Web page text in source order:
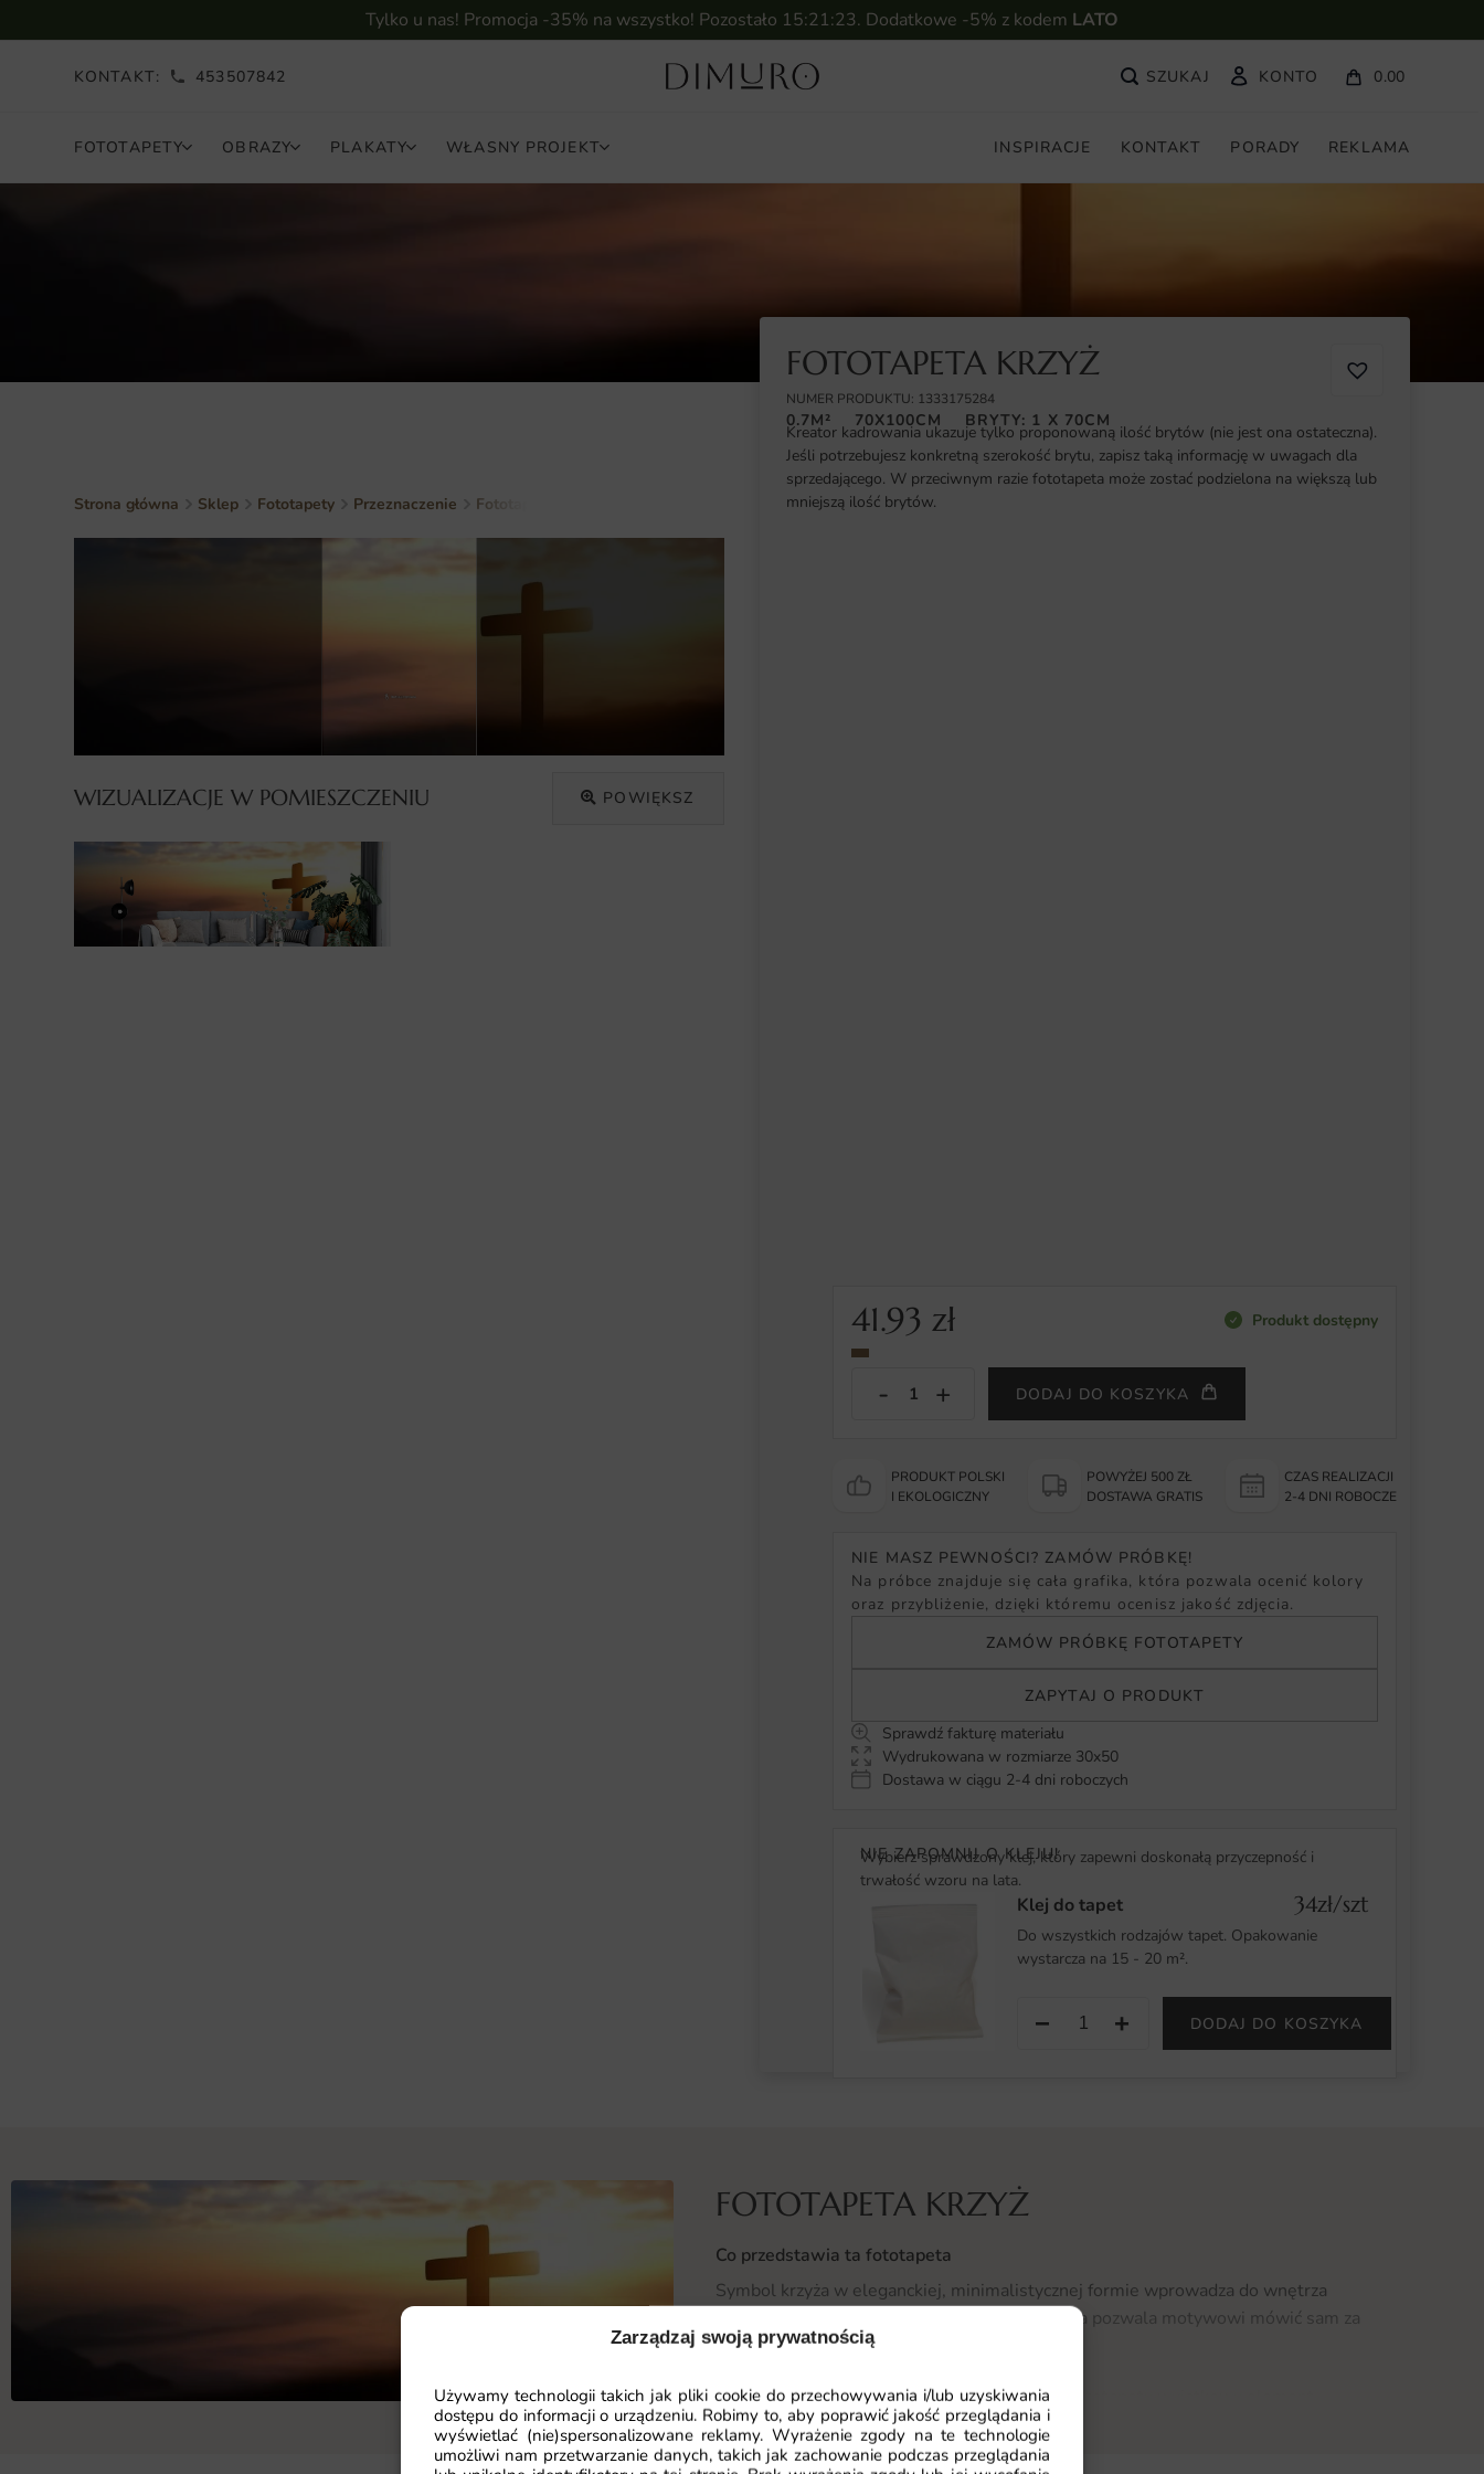
Zarządzaj swoją prywatnością
Używamy technologii takich jak pliki cookie do przechowywania i/lub uzyskiwania
dostępu do informacji o urządzeniu. Robimy to, aby poprawić jakość przeglądania i
wyświetlać (nie)spersonalizowane reklamy. Wyrażenie zgody na te technologie
umożliwi nam przetwarzanie danych, takich jak zachowanie podczas przeglądania
Tylko u nas! Promocja -35% na wszystko! Pozostało 15:21:22. Dodatkowe -5% z kodem LATO
KONTAKT: 453507842 KONTO 0.00
FOTOTAPETY OBRAZY PLAKATY WŁASNY PROJEKT INSPIRACJE KONTAKT PORADY REKLAMA
Strona główna Sklep Fototapety Przeznaczenie Fototapety do salonu
WIZUALIZACJE W POMIESZCZENIU POWIĘKSZ
FOTOTAPETA KRZYŻ
NUMER PRODUKTU: 1333175284
0.7M² 70X100CM BRYTY: 1 X 70CM
Kreator kadrowania ukazuje tylko proponowaną ilość brytów (nie jest ona ostateczna).
Jeśli potrzebujesz konkretną szerokość brytu, zapisz taką informację w uwagach dla
sprzedającego. W przeciwnym razie fototapeta może zostać podzielona na większą lub
mniejszą ilość brytów.
41.93zł Produkt dostępny
DODAJ DO KOSZYKA
PRODUKT POLSKI
I EKOLOGICZNY
POWYŻEJ 500 ZŁ
DOSTAWA GRATIS
CZAS REALIZACJI
2-4 DNI ROBOCZE
NIE MASZ PEWNOŚCI? ZAMÓW PRÓBKĘ!
Na próbce znajduje się cała grafika, która pozwala ocenić kolory
oraz przybliżenie, dzięki któremu ocenisz jakość zdjęcia.
ZAMÓW PRÓBKĘ FOTOTAPETY
ZAPYTAJ O PRODUKT
Sprawdź fakturę materiału
Wydrukowana w rozmiarze 30x50
Dostawa w ciągu 2-4 dni roboczych
NIE ZAPOMNIJ O KLEJU!
Wybierz sprawdzony klej, który zapewni doskonałą przyczepność i
trwałość wzoru na lata.
Klej do tapet 34zł/szt
Do wszystkich rodzajów tapet. Opakowanie
wystarcza na 15 - 20 m².
− + DODAJ DO KOSZYKA
FOTOTAPETA KRZYŻ
Co przedstawia ta fototapeta
Symbol krzyża w eleganckiej, minimalistycznej formie wprowadza do wnętrza
atmosferę wiary i pokoju. Subtelna kompozycja pozwala motywowi mówić sam za
siebie.
Ponadczasowa wymowa znaku krzyża czyni z fototapety wyjątkowy element
domowej przestrzeni. To wybór dla osób, dla których wiara jest istotną częścią
życia.